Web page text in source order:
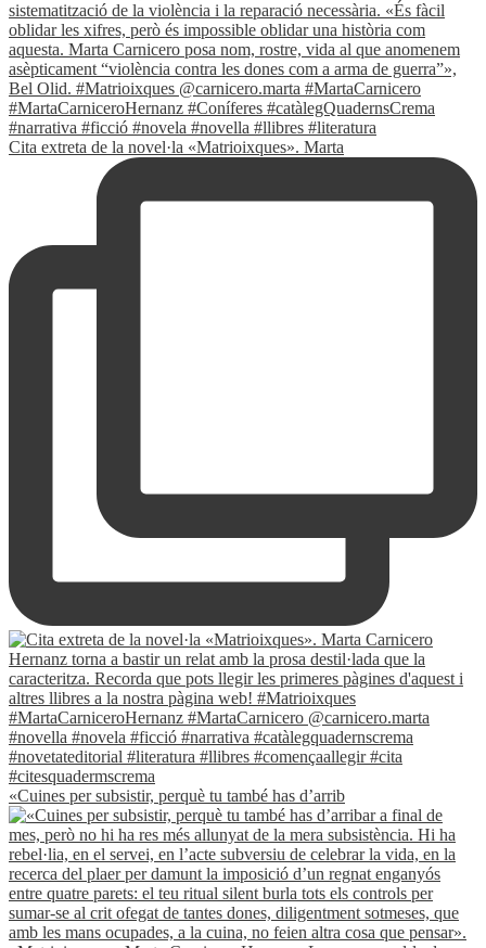
Cita extreta de la novel·la «Matrioixques». Marta
«Cuines per subsistir, perquè tu també has d’arrib